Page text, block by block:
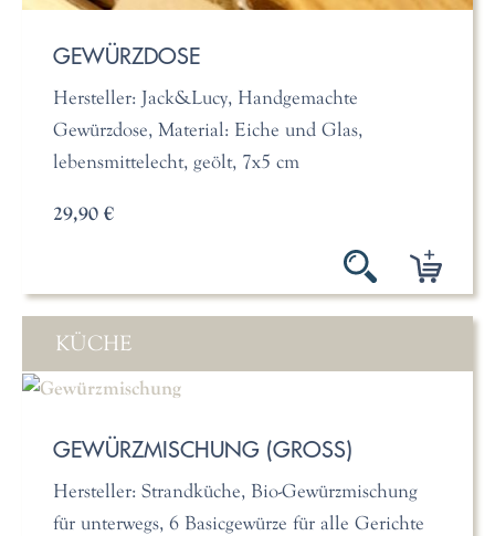
GEWÜRZDOSE
Hersteller: Jack&Lucy, Handgemachte
Gewürzdose, Material: Eiche und Glas,
lebensmittelecht, geölt, 7x5 cm
29,90 €
KÜCHE
GEWÜRZMISCHUNG (GROSS)
Hersteller: Strandküche, Bio-Gewürzmischung
für unterwegs, 6 Basicgewürze für alle Gerichte